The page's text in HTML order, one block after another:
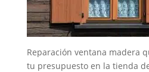
Reparación ventana madera
tu presupuesto en la tienda